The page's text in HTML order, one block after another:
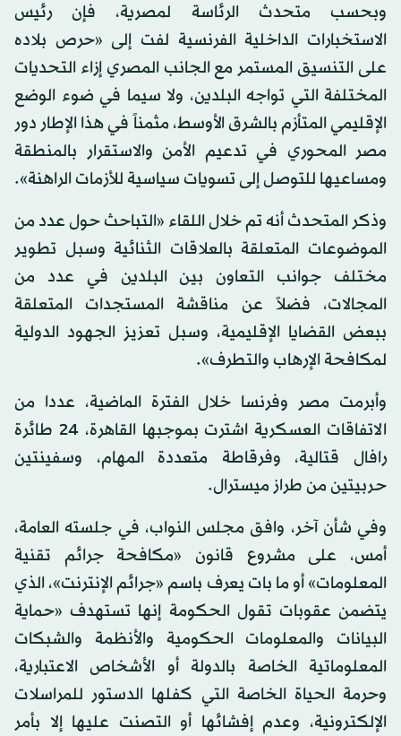
وبحسب متحدث الرئاسة لمصرية، فإن رئيس
الاستخبارات الداخلية الفرنسية لفت إلى «حرص بلاده
على التنسيق المستمر مع الجانب المصري إزاء التحديات
المختلفة التي تواجه البلدين، ولا سيما في ضوء الوضع
الإقليمي المتأزم بالشرق الأوسط، مثمناً في هذا الإطار دور
مصر المحوري في تدعيم الأمن والاستقرار بالمنطقة
ومساعيها للتوصل إلى تسويات سياسية للأزمات الراهنة».
وذكر المتحدث أنه تم خلال اللقاء «التباحث حول عدد من
الموضوعات المتعلقة بالعلاقات الثنائية وسبل تطوير
مختلف جوانب التعاون بين البلدين في عدد من
المجالات، فضلاً عن مناقشة المستجدات المتعلقة
ببعض القضايا الإقليمية، وسبل تعزيز الجهود الدولية
لمكافحة الإرهاب والتطرف».
وأبرمت مصر وفرنسا خلال الفترة الماضية، عددا من
الاتفاقات العسكرية اشترت بموجبها القاهرة، 24 طائرة
رافال قتالية، وفرقاطة متعددة المهام، وسفينتين
حربيتين من طراز ميسترال.
وفي شأن آخر، وافق مجلس النواب، في جلسته العامة،
أمس، على مشروع قانون «مكافحة جرائم تقنية
المعلومات» أو ما بات يعرف باسم «جرائم الإنترنت»، الذي
يتضمن عقوبات تقول الحكومة إنها تستهدف «حماية
البيانات والمعلومات الحكومية والأنظمة والشبكات
المعلوماتية الخاصة بالدولة أو الأشخاص الاعتبارية،
وحرمة الحياة الخاصة التي كفلها الدستور للمراسلات
الإلكترونية، وعدم إفشائها أو التصنت عليها إلا بأمر